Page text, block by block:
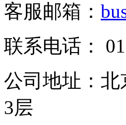
客服邮箱：
联系电话：
公司地址：
3层